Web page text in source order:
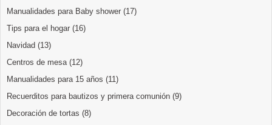
Manualidades para Baby shower (17)
Tips para el hogar (16)
Navidad (13)
Centros de mesa (12)
Manualidades para 15 años (11)
Recuerditos para bautizos y primera comunión (9)
Decoración de tortas (8)